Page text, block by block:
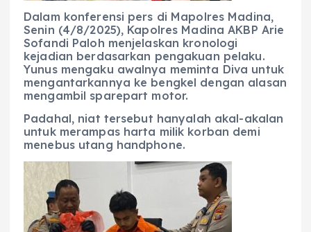
Dalam konferensi pers di Mapolres Madina,
Senin (4/8/2025), Kapolres Madina AKBP Arie
Sofandi Paloh menjelaskan kronologi
kejadian berdasarkan pengakuan pelaku.
Yunus mengaku awalnya meminta Diva untuk
mengantarkannya ke bengkel dengan alasan
mengambil sparepart motor.
Padahal, niat tersebut hanyalah akal-akalan
untuk merampas harta milik korban demi
menebus utang handphone.